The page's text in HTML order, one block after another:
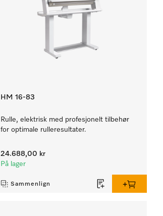
HM 16-83
Rulle, elektrisk med profesjonelt tilbehør
for optimale rulleresultater.
24.688,00 kr
På lager
Sammenlign